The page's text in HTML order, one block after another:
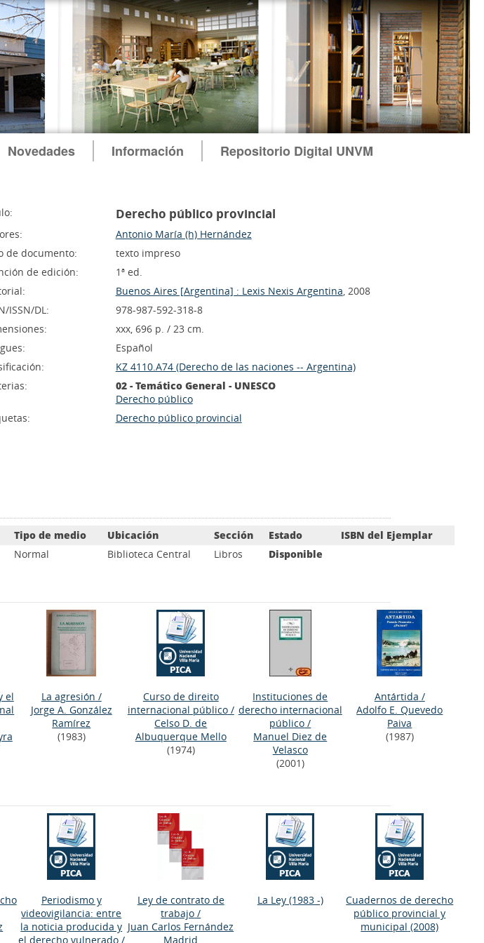
Novedades Información Repositorio Digital UNVM
Derecho público provincial
Antonio María (h) Hernández
de documento:
texto impreso
de edición:
1ª ed.
Buenos Aires [Argentina] : Lexis Nexis Argentina, 2008
ISSN/DL:
978-987-592-318-8
xxx, 696 p. / 23 cm.
Español
KZ 4110.A74 (Derecho de las naciones -- Argentina)
02 - Temático General - UNESCO
Derecho público
Derecho público provincial
Tipo de medio Ubicación Sección Estado
ISBN del Ejemplar
Normal Biblioteca Central Libros Disponible
el
La agresión /
Jorge A. González
Ramírez
(1983)
Curso de direito
internacional público/
Celso D. de
Albuquerque Mello
(1974)
Instituciones de
derecho internacional
público /
Manuel Diez de
Velasco
(2001)
Antártida /
Adolfo E. Quevedo
Paiva
(1987)
Periodismo y
videovigilancia: entre
la noticia producida y
el derecho vulnerado/
Ley de contrato de
trabajo /
Juan Carlos Fernández
Madrid
La Ley(1983 -)
Cuadernos de derecho
público provincial y
municipal (2008)